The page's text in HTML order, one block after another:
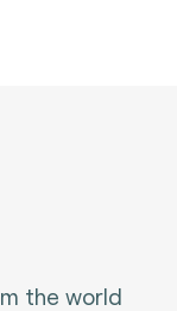
the world